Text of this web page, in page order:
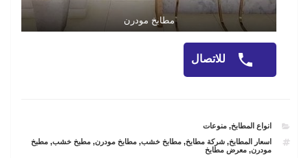
مطابخ مودرن
للاتصال
CATEGORIES
انواع المطابخ,منوعات
TAGS
اسعار المطابخ,شركة مطابخ,مطابخ خشب,مطابخ مودرن,مطبخ خشب,مطبخ
مودرن,معرض مطابخ